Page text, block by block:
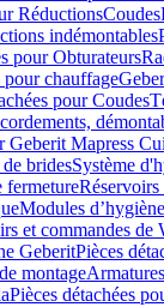
RéductionsCoudes
indémontables
pour Obturateurs
pour chauffage
pour Coudes
Geberit Mapress
de bridesSystème
fermeture
Modules
et commandes
GeberitPièces
montage
Pièces détachées